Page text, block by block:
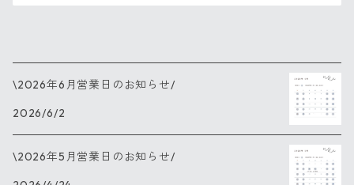
\2026年6月営業日のお知らせ/
2026/6/2
\2026年5月営業日のお知らせ/